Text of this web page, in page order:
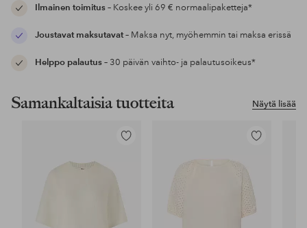
Ilmainen toimitus– Koskee yli 69 € normaalipaketteja*
Joustavat maksutavat– Maksa nyt, myöhemmin tai maksa erissä
Helppo palautus– 30 päivän vaihto- ja palautusoikeus*
Näytä lisää
Samankaltaisia tuotteita
Lisää
Lisää